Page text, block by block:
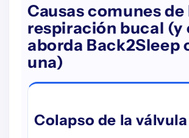
Causas comunes de
respiración bucal (y
aborda Back2Sleep
una)
Colapso de la